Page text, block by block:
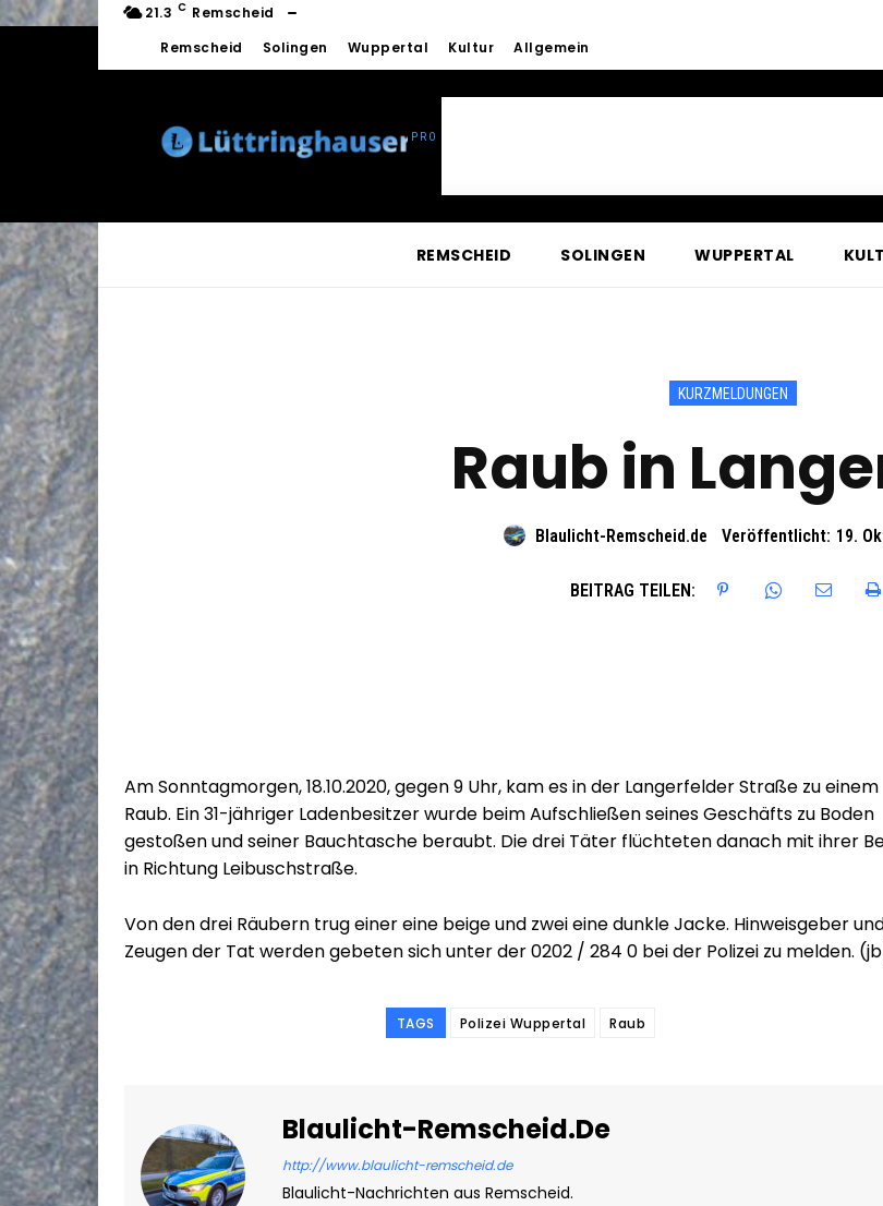
21.3 C Remscheid
Remscheid
Solingen Wuppertal Kultur Allgemein
REMSCHEID SOLINGEN WUPPERTAL
KURZMELDUNGEN
Raub in
Blaulicht-Remscheid.de Veröffentlicht: 19.
BEITRAG TEILEN:
Am Sonntagmorgen, 18.10.2020, gegen 9 Uhr, kam es in der Langerfelder Straße zu einem
Raub. Ein 31-jähriger Ladenbesitzer wurde beim Aufschließen seines Geschäfts zu Boden
gestoßen und seiner Bauchtasche beraubt. Die drei Täter flüchteten danach mit ihrer
in Richtung Leibuschstraße.
Von den drei Räubern trug einer eine beige und zwei eine dunkle Jacke. Hinweisgeber
Zeugen der Tat werden gebeten sich unter der 0202 / 284 0 bei der Polizei zu melden.
TAGS Polizei Wuppertal Raub
Blaulicht-Remscheid.de
http://www.blaulicht-remscheid.de
Blaulicht-Nachrichten aus Remscheid.